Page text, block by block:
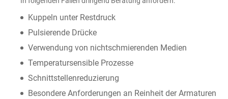
Kuppeln unter Restdruck
Pulsierende Drücke
Verwendung von nichtschmierenden Medien
Temperatursensible Prozesse
Schnittstellenreduzierung
Besondere Anforderungen an Reinheit der Armaturen